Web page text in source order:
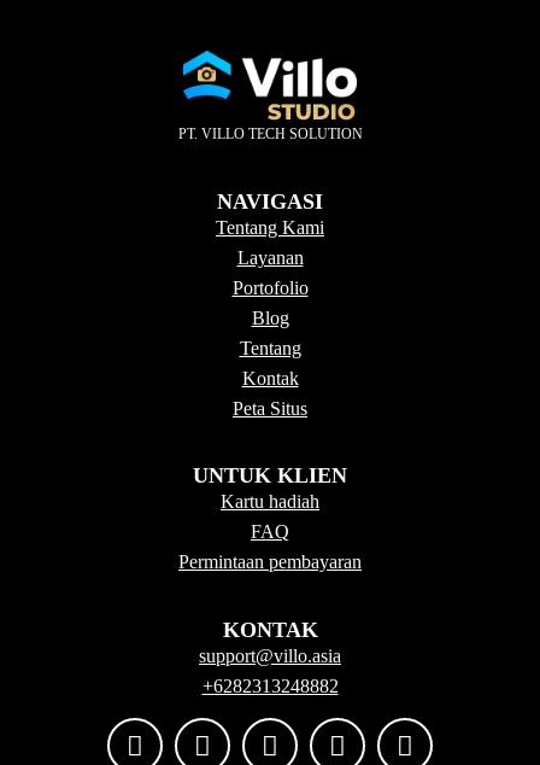
PT. VILLO TECH SOLUTION
NAVIGASI
Tentang Kami
Layanan
Portofolio
Blog
Tentang
Kontak
Peta Situs
UNTUK KLIEN
Kartu hadiah
FAQ
Permintaan pembayaran
KONTAK
support@villo.asia
+6282313248882